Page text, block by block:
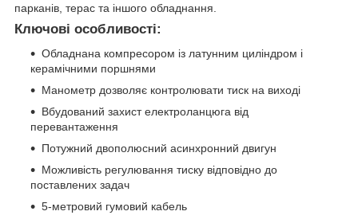
парканів, терас та іншого обладнання.
Ключові особливості:
Обладнана компресором із латунним циліндром і
керамічними поршнями
Манометр дозволяє контролювати тиск на виході
Вбудований захист електроланцюга від
перевантаження
Потужний двополюсний асинхронний двигун
Можливість регулювання тиску відповідно до
поставлених задач
5-метровий гумовий кабель